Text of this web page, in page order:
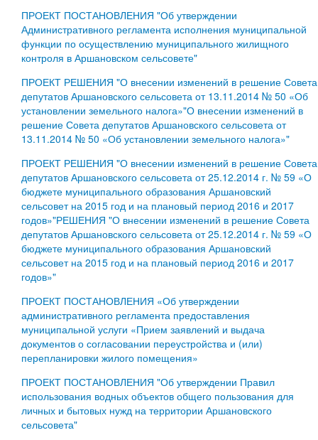
ПРОЕКТ ПОСТАНОВЛЕНИЯ "Об утверждении
Административного регламента исполнения муниципальной
функции по осуществлению муниципального жилищного
контроля в Аршановском сельсовете"
ПРОЕКТ РЕШЕНИЯ "О внесении изменений в решение Совета
депутатов Аршановского сельсовета от 13.11.2014 № 50 «Об
установлении земельного налога»"О внесении изменений в
решение Совета депутатов Аршановского сельсовета от
13.11.2014 № 50 «Об установлении земельного налога»"
ПРОЕКТ РЕШЕНИЯ "О внесении изменений в решение Совета
депутатов Аршановского сельсовета от 25.12.2014 г. № 59 «О
бюджете муниципального образования Аршановский
сельсовет на 2015 год и на плановый период 2016 и 2017
годов»"РЕШЕНИЯ "О внесении изменений в решение Совета
депутатов Аршановского сельсовета от 25.12.2014 г. № 59 «О
бюджете муниципального образования Аршановский
сельсовет на 2015 год и на плановый период 2016 и 2017
годов»"
ПРОЕКТ ПОСТАНОВЛЕНИЯ «Об утверждении
административного регламента предоставления
муниципальной услуги «Прием заявлений и выдача
документов о согласовании переустройства и (или)
перепланировки жилого помещения»
ПРОЕКТ ПОСТАНОВЛЕНИЯ "Об утверждении Правил
использования водных объектов общего пользования для
личных и бытовых нужд на территории Аршановского
сельсовета"